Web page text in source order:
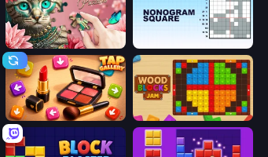
Favorite Puzzles
Tap Gallery Wood Blocks Jam